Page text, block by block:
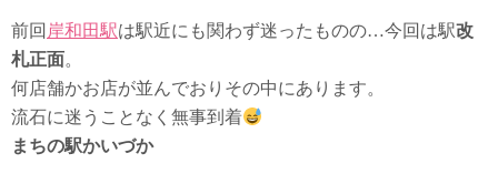
前回 岸和田駅は駅近にも関わず迷ったものの…今回は駅改
札正面。
何店舗かお店が並んでおりその中にあります。
流石に迷うことなく無事到着
まちの駅かいづか